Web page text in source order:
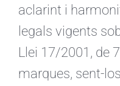
aclarint i
legals vigents
Llei 17/2001, de
marques, sent-